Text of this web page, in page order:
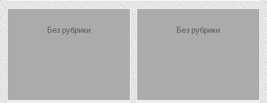
Posted
Без рубрики
Posted
Без рубрики